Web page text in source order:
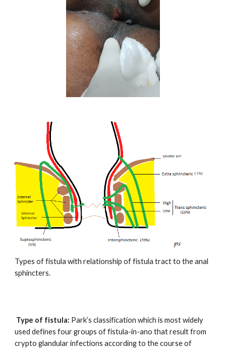
Types of fistula with relationship of fistula tract to the anal
sphincters.
Type of fistula: Park’s classification which is most widely
used defines four groups of fistula-in-ano that result from
crypto glandular infections according to the course of